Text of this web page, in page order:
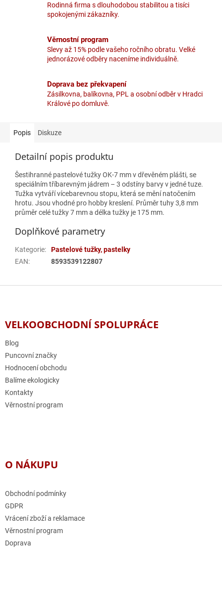
Rodinná firma s dlouhodobou stabilitou a tisíci
spokojenými zákazníky.
Věrnostní program
Slevy až 15% podle vašeho ročního obratu. Velké
jednorázové odběry naceníme individuálně.
Doprava bez překvapení
Zásilkovna, balíkovna, PPL a osobní odběr v Hradci
Králové po domluvě.
Popis Diskuze
Detailní popis produktu
Šestihranné pastelové tužky OK-7 mm v dřevěném plášti, se
speciálním tříbarevným jádrem – 3 odstíny barvy v jedné tuze.
Tužka vytváří vícebarevnou stopu, která se mění natočením
hrotu. Jsou vhodné pro hobby kreslení. Průměr tuhy 3,8 mm
průměr celé tužky 7 mm a délka tužky je 175 mm.
Doplňkové parametry
Kategorie:
Pastelové tužky, pastelky
EAN: 8593539122807
Z
VELKOOBCHODNÍ SPOLUPRÁCE
Blog
Puncovní značky
Hodnocení obchodu
Balíme ekologicky
Kontakty
Věrnostní program
O NÁKUPU
Obchodní podmínky
GDPR
Vrácení zboží a reklamace
Věrnostní program
Doprava